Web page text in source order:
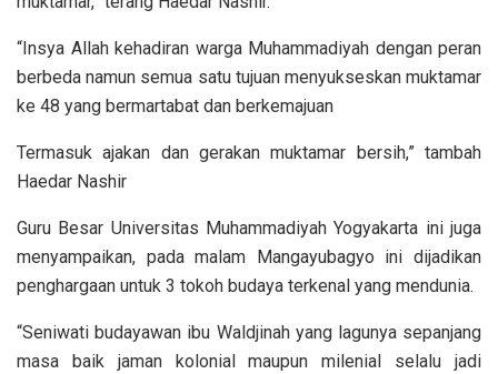
“Insya Allah kehadiran warga Muhammadiyah dengan peran
berbeda namun semua satu tujuan menyukseskan muktamar
ke 48 yang bermartabat dan berkemajuan
Termasuk ajakan dan gerakan muktamar bersih,” tambah
Haedar Nashir
Guru Besar Universitas Muhammadiyah Yogyakarta ini juga
menyampaikan, pada malam Mangayubagyo ini dijadikan
penghargaan untuk 3 tokoh budaya terkenal yang mendunia.
“Seniwati budayawan ibu Waldjinah yang lagunya sepanjang
masa baik jaman kolonial maupun milenial selalu jadi